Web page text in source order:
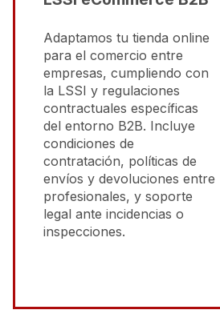
Adaptamos tu tienda online
para el comercio entre
empresas, cumpliendo con
la LSSI y regulaciones
contractuales específicas
del entorno B2B. Incluye
condiciones de
contratación, políticas de
envíos y devoluciones entre
profesionales, y soporte
legal ante incidencias o
inspecciones.